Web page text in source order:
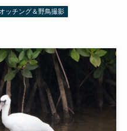
ッチング＆野鳥撮影